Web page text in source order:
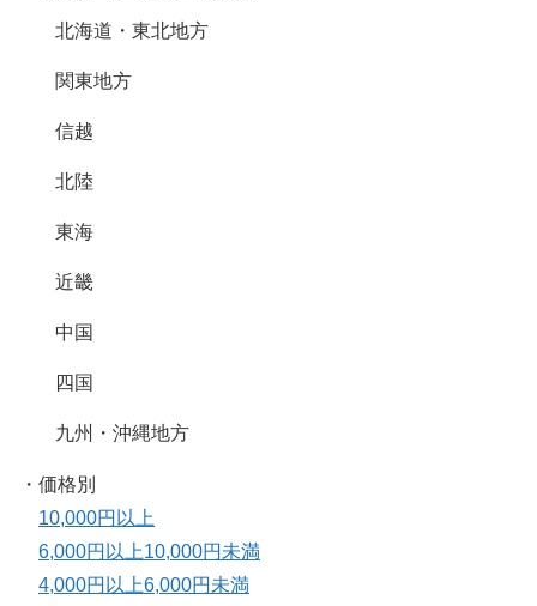
北海道・東北地方
関東地方
信越
北陸
東海
近畿
中国
四国
九州・沖縄地方
・価格別
10,000円以上
6,000円以上10,000円未満
4,000円以上6,000円未満